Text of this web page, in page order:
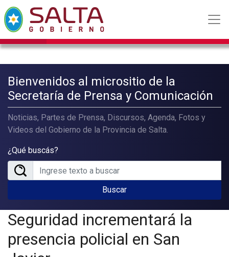
Bienvenidos al micrositio de la
Secretaría de Prensa y Comunicación
Noticias, Partes de Prensa, Discursos, Agenda, Fotos y
Videos del Gobierno de la Provincia de Salta.
¿Qué buscás?
Buscar
Seguridad incrementará la
presencia policial en San